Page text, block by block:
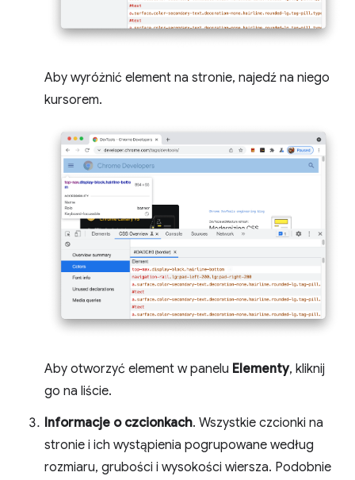
Aby wyróżnić element na stronie, najedź na niego
kursorem.
Aby otworzyć element w panelu Elementy, kliknij
go na liście.
Informacje o czcionkach. Wszystkie czcionki na
stronie i ich wystąpienia pogrupowane według
rozmiaru, grubości i wysokości wiersza. Podobnie